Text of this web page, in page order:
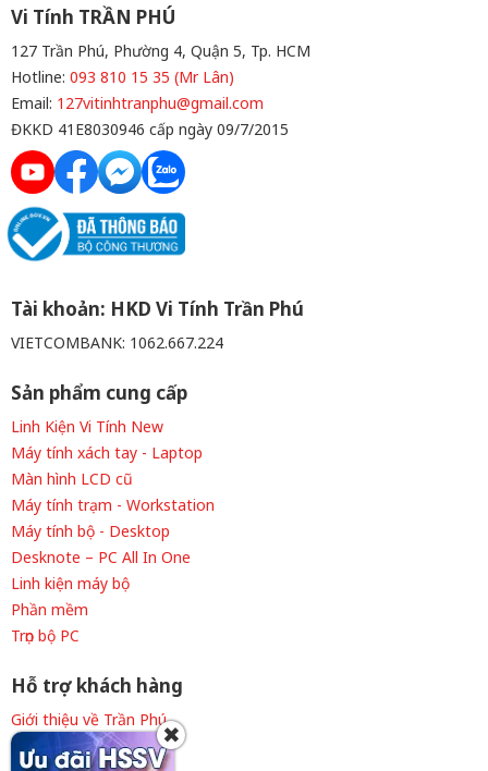
Support max VGA: 425mm
Support max CPU Cooler:
170mm Radiator Support:
top: 360mm Hỗ trợ Fan LED:
Top: 120mm*3, Front*3,
Side*2, Rear: 120mm*1,
Bottom: 120mm*3 SL2 GIẢM
50K , SL 5 GIẢM 60K , SL 10 :
GIẢM 70K
170mm Radiator Support:
top: 360mm Hỗ trợ Fan LED:
Front*3, Side*2, Rear:
120mm*1, Bottom:
120mm*3 SL2 GIẢM 50K , SL
Vi Tính TRẦN PHÚ
127 Trần Phú, Phường 4, Quận 5, Tp. HCM
Hotline: 093 810 15 35 (Mr Lân)
Email: 127vitinhtranphu@gmail.com
ĐKKD 41E8030946 cấp ngày 09/7/2015
Tài khoản: HKD Vi Tính Trần Phú
VIETCOMBANK: 1062.667.224
Sản phẩm cung cấp
Linh Kiện Vi Tính New
Máy tính xách tay - Laptop
Màn hình LCD cũ
Máy tính trạm - Workstation
Máy tính bộ - Desktop
Desknote – PC All In One
Linh kiện máy bộ
Phần mềm
Trọn bộ PC
Hỗ trợ khách hàng
Giới thiệu về Trần Phú
Thông tin tuyển dụng✖